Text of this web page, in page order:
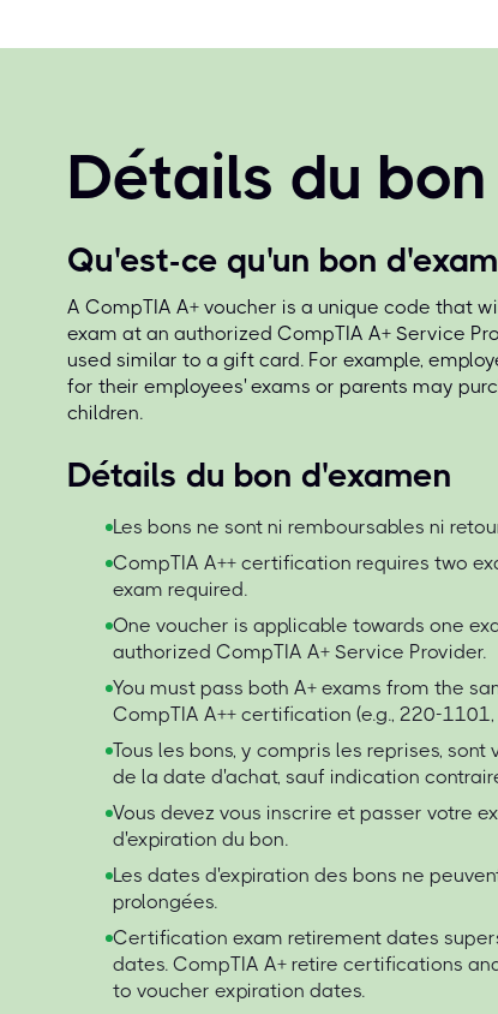
Détails du bon
Qu'est-ce qu'un bon
A CompTIA A+ voucher is a unique code that
exam at an authorized CompTIA A+ Service
used similar to a gift card. For example,
for their employees' exams or parents may
children.
Détails du bon d'examen
Les bons ne sont ni remboursables ni
CompTIA A++ certification requires two
exam required.
One voucher is applicable towards one
authorized CompTIA A+ Service Provider.
You must pass both A+ exams from the
CompTIA A++ certification (e.g., 220-
Tous les bons, y compris les reprises,
de la date d'achat, sauf indication
Vous devez vous inscrire et passer votre
d'expiration du bon.
Les dates d'expiration des bons ne
prolongées.
Certification exam retirement dates
dates. CompTIA A+ retire certifications
to voucher expiration dates.